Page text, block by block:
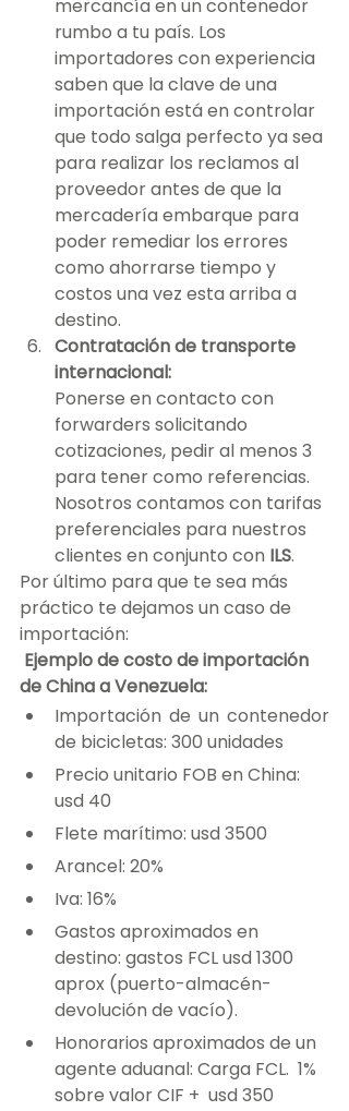
mercancía en un contenedor
rumbo a tu país. Los
importadores con experiencia
saben que la clave de una
importación está en controlar
que todo salga perfecto ya sea
para realizar los reclamos al
proveedor antes de que la
mercadería embarque para
poder remediar los errores
como ahorrarse tiempo y
costos una vez esta arriba a
destino.
Contratación de transporte
internacional:
Ponerse en contacto con
forwarders solicitando
cotizaciones, pedir al menos 3
para tener como referencias.
Nosotros contamos con tarifas
preferenciales para nuestros
clientes en conjunto con ILS.
Por último para que te sea más
práctico te dejamos un caso de
importación:
de China a Venezuela:
Importación de un contenedor
de bicicletas: 300 unidades
Precio unitario FOB en China:
usd 40
Flete marítimo: usd 3500
Arancel: 20%
Iva: 16%
Gastos aproximados en
destino: gastos FCL usd 1300
aprox (puerto-almacén-
devolución de vacío).
Honorarios aproximados de un
agente aduanal: Carga FCL.  1%
sobre valor CIF +  usd 350